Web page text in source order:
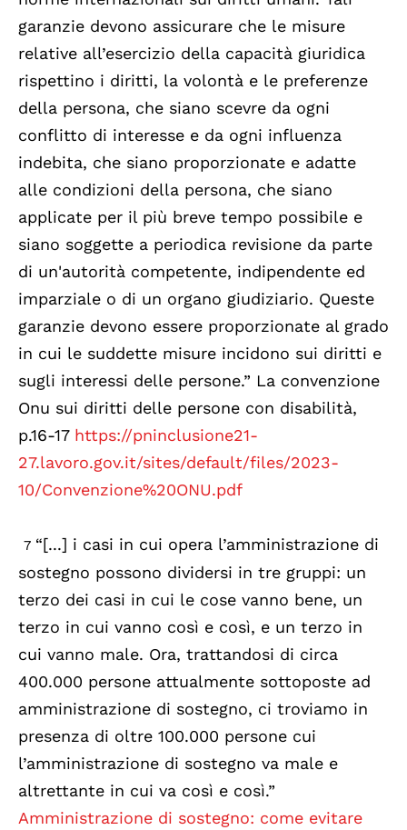
garanzie devono assicurare che le misure
relative all’esercizio della capacità giuridica
rispettino i diritti, la volontà e le preferenze
della persona, che siano scevre da ogni
conflitto di interesse e da ogni influenza
indebita, che siano proporzionate e adatte
alle condizioni della persona, che siano
applicate per il più breve tempo possibile e
siano soggette a periodica revisione da parte
di un'autorità competente, indipendente ed
imparziale o di un organo giudiziario. Queste
garanzie devono essere proporzionate al grado
in cui le suddette misure incidono sui diritti e
sugli interessi delle persone.” La convenzione
Onu sui diritti delle persone con disabilità,
p.16-17 https://pninclusione21-
27.lavoro.gov.it/sites/default/files/2023-
10/Convenzione%20ONU.pdf
7 “[...] i casi in cui opera l’amministrazione di
sostegno possono dividersi in tre gruppi: un
terzo dei casi in cui le cose vanno bene, un
terzo in cui vanno così e così, e un terzo in
cui vanno male. Ora, trattandosi di circa
400.000 persone attualmente sottoposte ad
amministrazione di sostegno, ci troviamo in
presenza di oltre 100.000 persone cui
l’amministrazione di sostegno va male e
altrettante in cui va così e così.”
Amministrazione di sostegno: come evitare